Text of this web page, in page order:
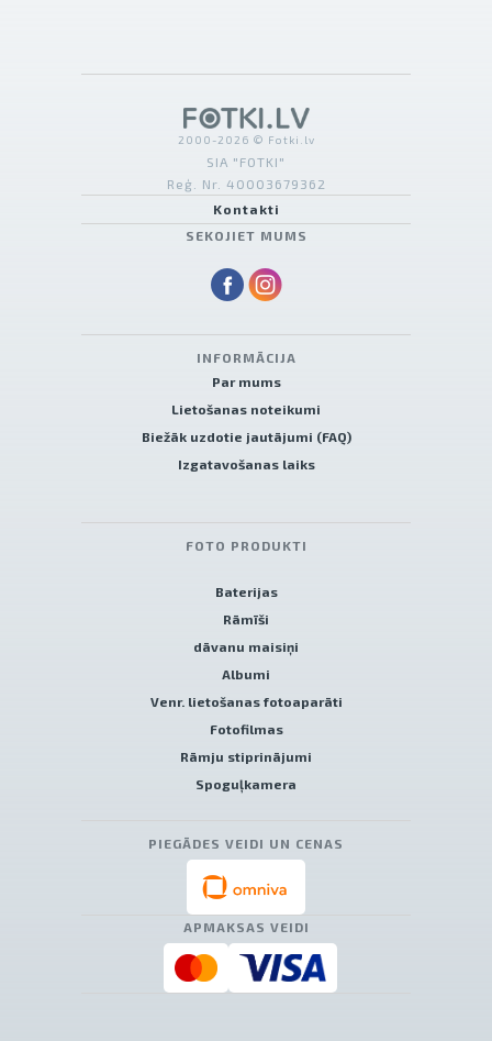
2000-2026 © Fotki.lv
SIA "FOTKI"
Reģ. Nr. 40003679362
Kontakti
SEKOJIET MUMS
INFORMĀCIJA
Par mums
Lietošanas noteikumi
Biežāk uzdotie jautājumi (FAQ)
Izgatavošanas laiks
FOTO PRODUKTI
Baterijas
Rāmīši
dāvanu maisiņi
Albumi
Venr. lietošanas fotoaparāti
Fotofilmas
Rāmju stiprinājumi
Spoguļkamera
PIEGĀDES VEIDI UN CENAS
APMAKSAS VEIDI